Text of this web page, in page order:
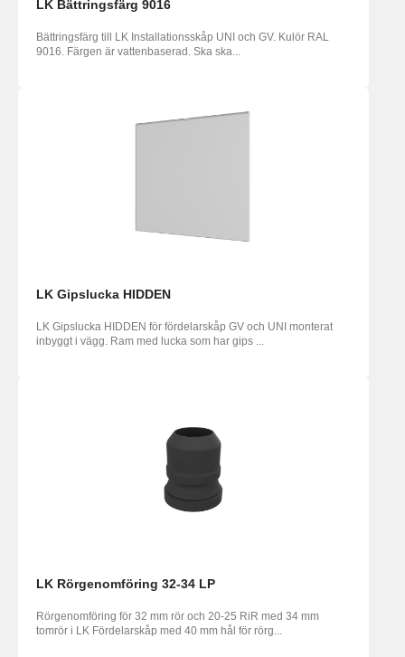
LK Bättringsfärg 9016
Bättringsfärg till LK Installationsskåp UNI och GV. Kulör RAL
9016. Färgen är vattenbaserad. Ska ska...
LK Gipslucka HIDDEN
LK Gipslucka HIDDEN för fördelarskåp GV och UNI monterat
inbyggt i vägg. Ram med lucka som har gips ...
LK Rörgenomföring 32-34 LP
Rörgenomföring för 32 mm rör och 20-25 RiR med 34 mm
tomrör i LK Fördelarskåp med 40 mm hål för rörg...